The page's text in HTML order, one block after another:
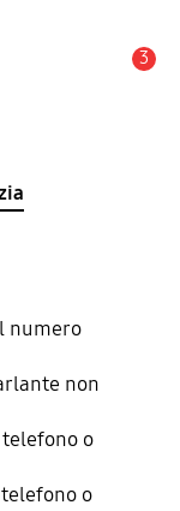
3
numero
non
o
o